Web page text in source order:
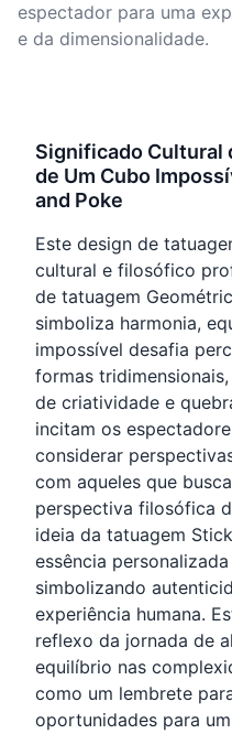
espectador para uma
e da dimensionalidade.
Significado Cultural
de Um Cubo
and Poke
Este design de
cultural e filosófico
de tatuagem
simboliza harmonia,
impossível desafia
formas
de criatividade e
incitam os
considerar
com aqueles que
perspectiva filosófica
ideia da tatuagem
essência
simbolizando
experiência humana.
reflexo da jornada de
equilíbrio nas
como um lembrete
oportunidades para